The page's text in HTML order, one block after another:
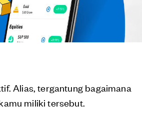
Alias, tergantung bagaimana
miliki tersebut.